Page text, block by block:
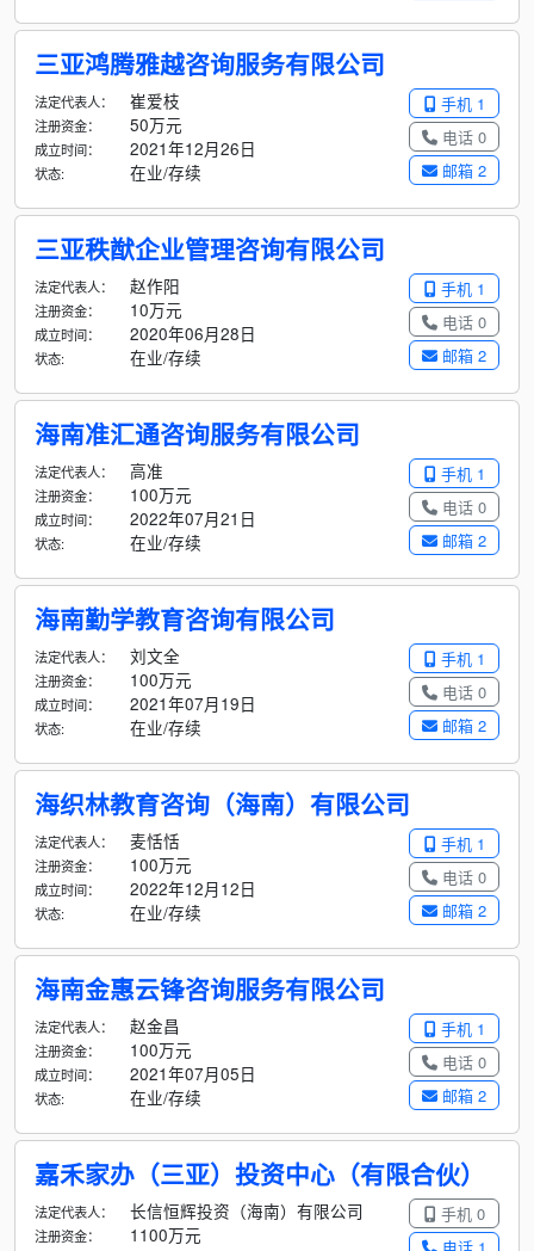
三亚鸿腾雅越咨询服务有限公司
手机 1
电话 0
邮箱 2
法定代表人： 崔爱枝
注册资金： 50万元
成立时间： 2021年12月26日
状态: 在业/存续
三亚秩猷企业管理咨询有限公司
手机 1
电话 0
邮箱 2
法定代表人： 赵作阳
注册资金： 10万元
成立时间： 2020年06月28日
状态: 在业/存续
海南准汇通咨询服务有限公司
手机 1
电话 0
邮箱 2
法定代表人： 高准
注册资金： 100万元
成立时间： 2022年07月21日
状态: 在业/存续
海南勤学教育咨询有限公司
手机 1
电话 0
邮箱 2
法定代表人： 刘文全
注册资金： 100万元
成立时间： 2021年07月19日
状态: 在业/存续
海织林教育咨询（海南）有限公司
手机 1
电话 0
邮箱 2
法定代表人： 麦恬恬
注册资金： 100万元
成立时间： 2022年12月12日
状态: 在业/存续
海南金惠云锋咨询服务有限公司
手机 1
电话 0
邮箱 2
法定代表人： 赵金昌
注册资金： 100万元
成立时间： 2021年07月05日
状态: 在业/存续
嘉禾家办（三亚）投资中心（有限合伙）
手机 0
法定代表人： 长信恒辉投资（海南）有限公司
注册资金： 1100万元